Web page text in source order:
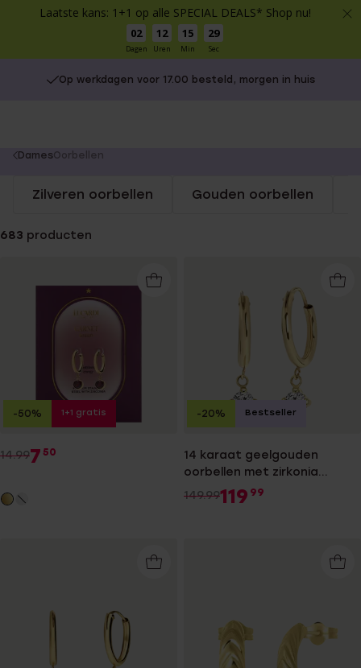
Laatste kans: 1+1 op alle SPECIAL DEALS* Shop nu!
02
Dagen
12
Uren
15
Min
29
Sec
Op werkdagen voor 17.00 besteld, morgen in huis
You
here:
DamesOorbellen
Zilveren oorbellen Gouden oorbellen
683 producten
14.997 50
-50% 1+1 gratis
14 karaat geelgouden
oorbellen met zirkonia
hanger
149.99119 99
-20% Bestseller